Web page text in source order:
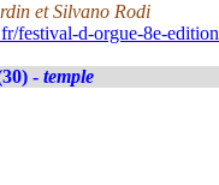
et Silvano Rodi
festival-d-orgue-8e-
- temple